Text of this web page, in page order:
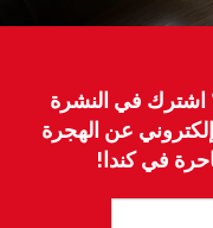
اشترك في النشرة
عن الهجرة
في كندا!